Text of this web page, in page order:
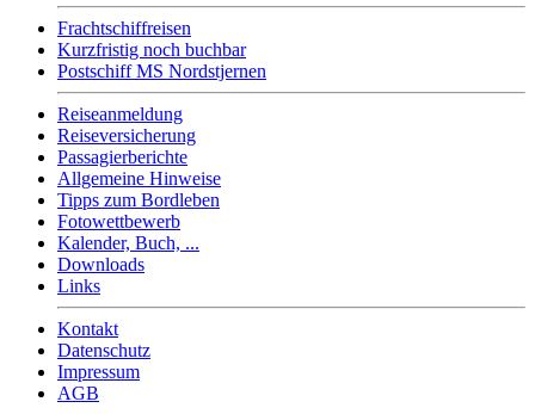
Frachtschiffreisen
Kurzfristig noch buchbar
Postschiff MS Nordstjernen
Reiseanmeldung
Reiseversicherung
Passagierberichte
Allgemeine Hinweise
Tipps zum Bordleben
Fotowettbewerb
Kalender, Buch, ...
Downloads
Links
Kontakt
Datenschutz
Impressum
AGB